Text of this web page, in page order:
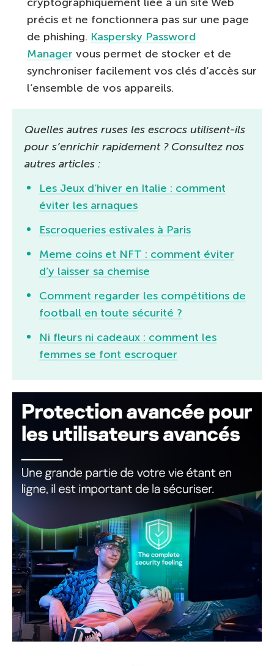
précis et ne fonctionnera pas sur une page
de phishing. Kaspersky Password
Manager vous permet de stocker et de
synchroniser facilement vos clés d’accès sur
l’ensemble de vos appareils.
Quelles autres ruses les escrocs utilisent-ils
pour s’enrichir rapidement ? Consultez nos
autres articles :
Les Jeux d’hiver en Italie : comment
éviter les arnaques
Escroqueries estivales à Paris
Meme coins et NFT : comment éviter
d’y laisser sa chemise
Comment regarder les compétitions de
football en toute sécurité ?
Ni fleurs ni cadeaux : comment les
femmes se font escroquer